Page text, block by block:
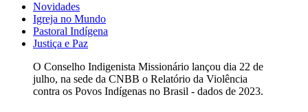
Novidades
Igreja no Mundo
Pastoral Indígena
Justiça e Paz
O Conselho Indigenista Missionário lançou dia 22 de
julho, na sede da CNBB o Relatório da Violência
contra os Povos Indígenas no Brasil - dados de 2023.